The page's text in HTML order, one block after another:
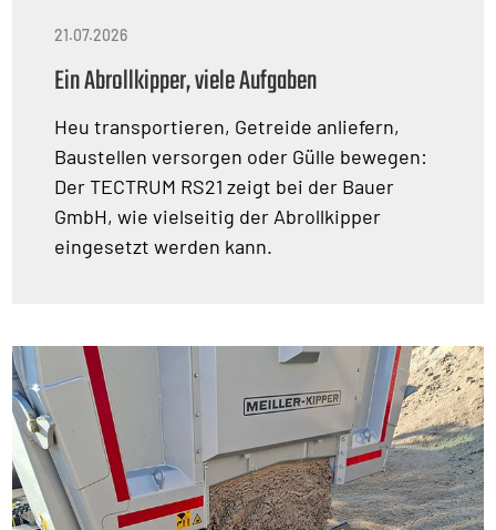
21.07.2026
Ein Abrollkipper, viele Aufgaben
Heu transportieren, Getreide anliefern,
Baustellen versorgen oder Gülle bewegen:
Der TECTRUM RS21 zeigt bei der Bauer
GmbH, wie vielseitig der Abrollkipper
eingesetzt werden kann.